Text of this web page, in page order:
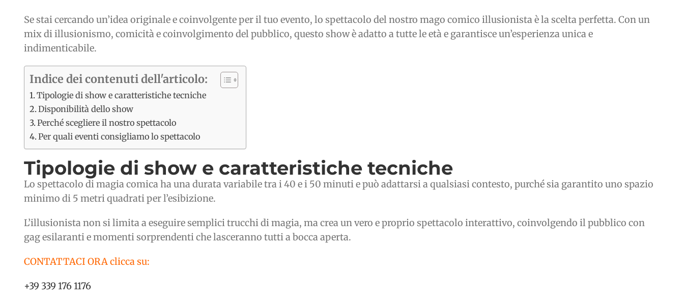
Se stai cercando un’idea originale e coinvolgente per il tuo evento, lo spettacolo del nostro mago comico illusionista è la scelta perfetta. Con un
mix di illusionismo, comicità e coinvolgimento del pubblico, questo show è adatto a tutte le età e garantisce un’esperienza unica e
indimenticabile.
Indice dei contenuti dell'articolo:
Tipologie di show e caratteristiche tecniche
Disponibilità dello show
Perché scegliere il nostro spettacolo
Per quali eventi consigliamo lo spettacolo
Tipologie di show e caratteristiche tecniche
Lo spettacolo di magia comica ha una durata variabile tra i 40 e i 50 minuti e può adattarsi a qualsiasi contesto, purché sia garantito uno spazio
minimo di 5 metri quadrati per l’esibizione.
L’illusionista non si limita a eseguire semplici trucchi di magia, ma crea un vero e proprio spettacolo interattivo, coinvolgendo il pubblico con
gag esilaranti e momenti sorprendenti che lasceranno tutti a bocca aperta.
CONTATTACI ORA clicca su:
+39 339 176 1176